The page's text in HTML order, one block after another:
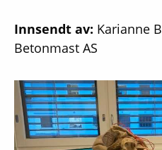
Innsendt av: Karianne
Betonmast AS